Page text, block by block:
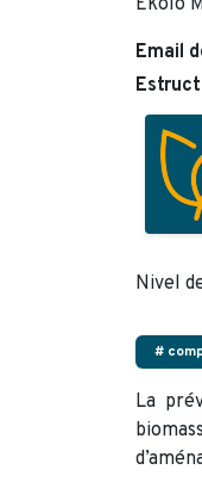
Ekolo
Email
Nivel
#
La